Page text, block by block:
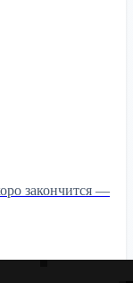
закончится —